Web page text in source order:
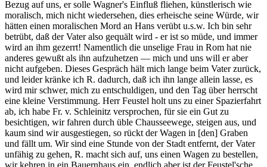
Bezug auf uns, er solle Wagner's Einfluß fliehen, künstlerisch wie
moralisch, mich nicht wiedersehen, dies erheische seine Würde, wir
hätten einen moralischen Mord an Hans verübt u.s.w. Ich bin sehr
betrübt, daß der Vater also gequält wird - er ist so müde, und immer
wird an ihm gezerrt! Namentlich die unselige Frau in Rom hat nie
anderes gewußt als ihn aufzuhetzen — mich und uns will er aber
nicht aufgeben. Dieses Gespräch hält mich lange beim Vater zurück,
und leider kränke ich R. dadurch, daß ich ihn lange allein lasse, es
wird mir schwer, mich zu entschuldigen, und den Tag über herrscht
eine kleine Verstimmung. Herr Feustel holt uns zu einer Spazierfahrt
ab, ich habe Fr. v. Schleinitz versprochen, für sie ein Gut zu
besichtigen, wir fahren durch üble Chausseewege, steigen aus, und
kaum sind wir ausgestiegen, so rückt der Wagen in [den] Graben
und fällt um. Wir sind eine Stunde von der Stadt entfernt, der Vater
unfähig zu gehen, R. macht sich auf, uns einen Wagen zu bestellen,
wir kehren in ein Bauernhaus ein, endlich aber ist der Feustel'sche